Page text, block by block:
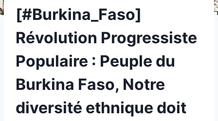
[#Burkina_Faso]
Révolution Progressiste
Populaire : Peuple du
Burkina Faso, Notre
diversité ethnique doit